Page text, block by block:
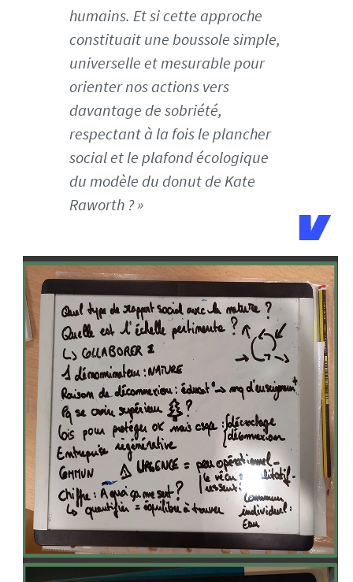
humains. Et si cette approche
constituait une boussole simple,
universelle et mesurable pour
orienter nos actions vers
davantage de sobriété,
respectant à la fois le plancher
social et le plafond écologique
du modèle du donut de Kate
Raworth ? »